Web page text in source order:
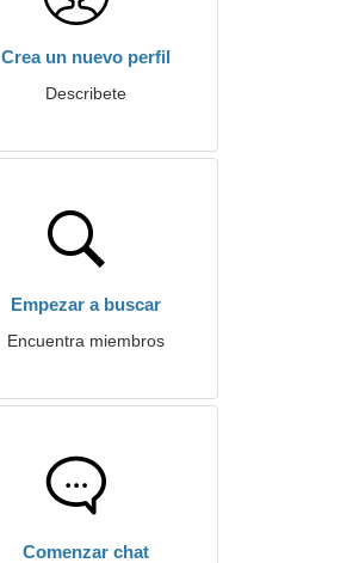
Crea un nuevo perfil
Describete
Empezar a buscar
Encuentra miembros
Comenzar chat